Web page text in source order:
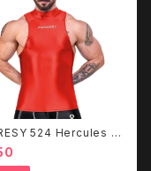
524 Hercules ハ
ベスト vest トップス